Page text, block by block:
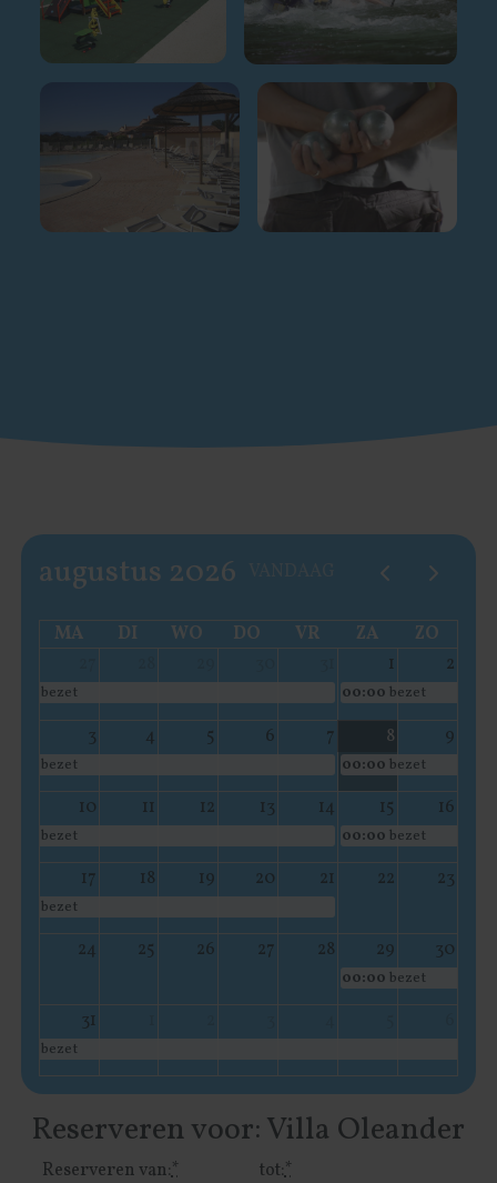
augustus 2026
MA DI WO DO VR ZA
ZO
1 2
bezet 00:00 bezet
3 4 5 6 7 8 9
bezet 00:00 bezet
10 11 12 13 14 15 16
bezet 00:00 bezet
17 18 19 20 21 22 23
bezet
24 25 26 27 28 29 30
00:00 bezet
31
bezet
Reserveren voor: Villa Oleander
Reserveren van:* tot:*